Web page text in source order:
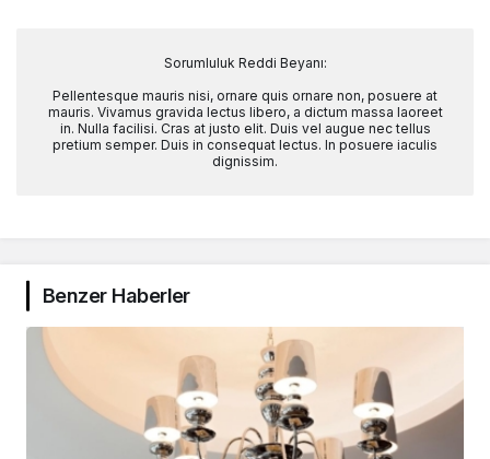
Sorumluluk Reddi Beyanı:
Pellentesque mauris nisi, ornare quis ornare non, posuere at
mauris. Vivamus gravida lectus libero, a dictum massa laoreet
in. Nulla facilisi. Cras at justo elit. Duis vel augue nec tellus
pretium semper. Duis in consequat lectus. In posuere iaculis
dignissim.
Benzer Haberler